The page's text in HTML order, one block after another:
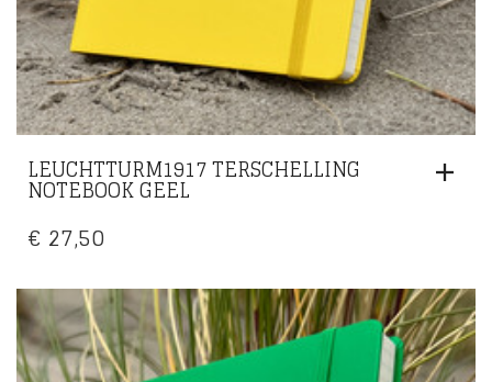
LEUCHTTURM1917 TERSCHELLING
NOTEBOOK GEEL
€ 27,50